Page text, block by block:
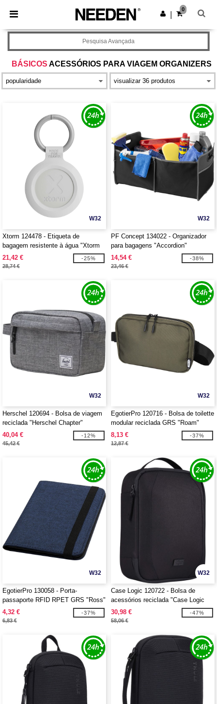
× App Needen
Melhores preços na app!
Obter app
0
BÁSICOS ACESSÓRIOS PARA VIAGEM ORGANIZERS
Pesquisa Avançada
W32
Xtorm 124478 - Etiqueta de
bagagem resistente à água "Xtorm
XTAG2A0"
21,42 €
28,74 €
-25%
W32
PF Concept 134022 - Organizador
para bagagens "Accordion"
14,54 €
23,46 €
-38%
W32
Herschel 120694 - Bolsa de viagem
reciclada "Herschel Chapter"
40,04 €
45,42 €
-12%
W32
EgotierPro 120716 - Bolsa de toilette
modular reciclada GRS "Roam"
8,13 €
12,87 €
-37%
W32
EgotierPro 130058 - Porta-
passaporte RFID RPET GRS "Ross"
4,32 €
6,83 €
-37%
W32
Case Logic 120722 - Bolsa de
acessórios reciclada "Case Logic
Invigo"
30,98 €
58,06 €
-47%